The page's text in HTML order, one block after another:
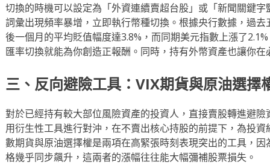
切換的時機可以設定為「外資連續賣超台股」或「新聞關鍵
詞彙出現頻率暴增，立即執行幣種切換。根據央行數據，過
後一個月的平均貶值幅度達3.8%，而同期美元指數上漲了
匯率切換就能為你創造正報酬。同時，持有外幣資產也讓你
三、反向避險工具：VIX期貨與原油選擇
對於已經持有較大部位風險資產的投資人，直接賣股轉進避
用衍生性工具進行對沖，在不賣出核心持股的前提下，為投
數期貨與原油選擇權是兩項在高緊張時刻表現突出的工具，
格幾乎同步飆升，這兩者的漲幅往往能大幅彌補股票損失。